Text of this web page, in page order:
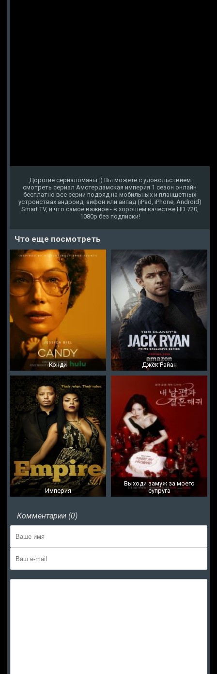
Дорогие сериаломаны :) Вы можете с удовольствием
смотреть сериал Амстердамская империя 1 сезон онлайн
бесплатно все серии подряд на мобильных и планшетных
устройствах андроид, айфон или айпад (iPad, iPhone, Android)
Smart TV, и что самое важное - в хорошем качестве HD 720,
1080p без подписки!
Что еще посмотреть
Кэнди Джек Райан
Империя
Выходи замуж за моего
супруга
Комментарии (0)